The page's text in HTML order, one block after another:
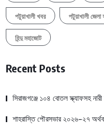
পটুয়াখালী খবর পটুয়াখালী জেলা
হিন্দু মহাজোট
Recent Posts
সিরাজগঞ্জে ১০৪ বোতল স্ক্যাফসহ
শাহরাস্তি পৌরসভার ২০২৬-২৭